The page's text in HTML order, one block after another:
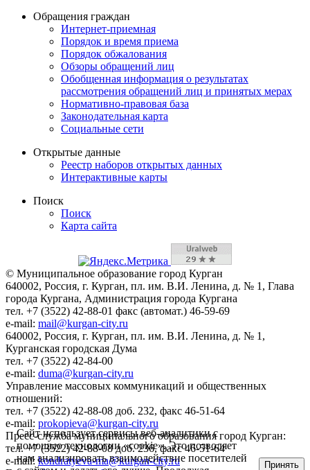
Обращения граждан
Интернет-приемная
Порядок и время приема
Порядок обжалования
Обзоры обращений лиц
Обобщенная информация о результатах
рассмотрения обращений лиц и принятых мерах
Нормативно-правовая база
Законодательная карта
Социальные сети
Открытые данные
Реестр наборов открытых данных
Интерактивные карты
Поиск
Поиск
Карта сайта
© Муниципальное образование город Курган
640002, Россия, г. Курган, пл. им. В.И. Ленина, д. № 1, Глава
города Кургана, Администрация города Кургана
тел. +7 (3522) 42-88-01 факс (автомат.) 46-59-69
e-mail: mail@kurgan-city.ru
640002, Россия, г. Курган, пл. им. В.И. Ленина, д. № 1,
Курганская городская Дума
тел. +7 (3522) 42-84-00
e-mail: duma@kurgan-city.ru
Управление массовых коммуникаций и общественных
отношений:
тел. +7 (3522) 42-88-08 доб. 232, факс 46-51-64
e-mail: prokopieva@kurgan-city.ru
Пресс-служба муниципального образования город Курган:
тел. +7 (3522) 42-88-08 доб. 236, факс 46-51-64
e-mail:kondratyeva-ma@kurgan-city.ru
Сайт использует сервисы веб-аналитики с
помощью технологии «cookie». Это позволяет
нам анализировать взаимодействие посетителей
Принять